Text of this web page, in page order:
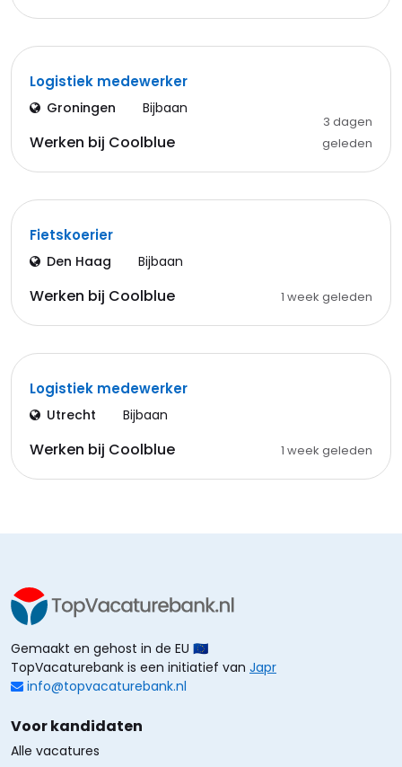
Logistiek medewerker
Groningen Bijbaan
Werken bij Coolblue
3 dagen
geleden
Fietskoerier
Den Haag Bijbaan
Werken bij Coolblue 1 week geleden
Logistiek medewerker
Utrecht Bijbaan
Werken bij Coolblue 1 week geleden
Gemaakt en gehost in de EU 🇪🇺
TopVacaturebank is een initiatief van Japr
info@topvacaturebank.nl
Voor kandidaten
Alle vacatures